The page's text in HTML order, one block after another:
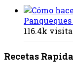
116.4k
Recetas